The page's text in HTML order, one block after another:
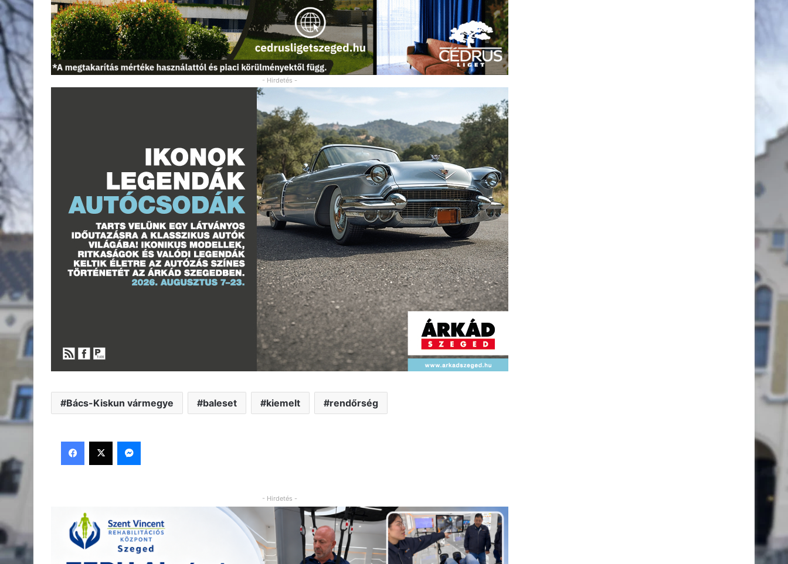
- Hirdetés -
Bács-Kiskun vármegye baleset kiemelt rendőrség
Facebook
X Messenger
- Hirdetés -